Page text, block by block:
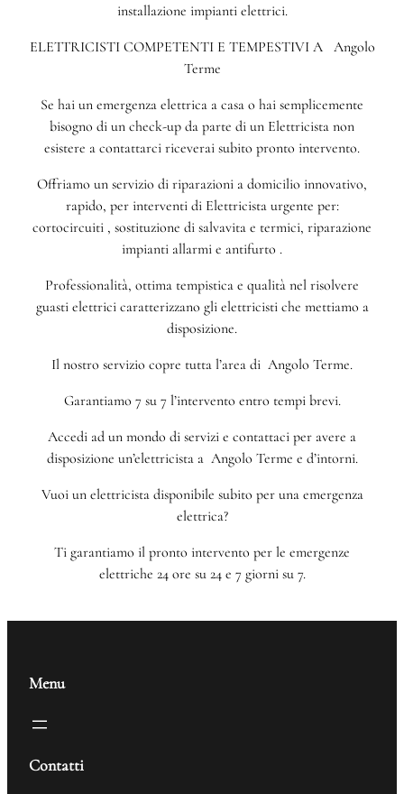
installazione impianti elettrici.
ELETTRICISTI COMPETENTI E TEMPESTIVI A Angolo
Terme
Se hai un emergenza elettrica a casa o hai semplicemente
bisogno di un check-up da parte di un Elettricista non
esistere a contattarci riceverai subito pronto intervento.
Offriamo un servizio di riparazioni a domicilio innovativo,
rapido, per interventi di Elettricista urgente per:
cortocircuiti , sostituzione di salvavita e termici, riparazione
impianti allarmi e antifurto .
Professionalità, ottima tempistica e qualità nel risolvere
guasti elettrici caratterizzano gli elettricisti che mettiamo a
disposizione.
Il nostro servizio copre tutta l’area di Angolo Terme.
Garantiamo 7 su 7 l’intervento entro tempi brevi.
Accedi ad un mondo di servizi e contattaci per avere a
disposizione un’elettricista a Angolo Terme e d’intorni.
Vuoi un elettricista disponibile subito per una emergenza
elettrica?
Ti garantiamo il pronto intervento per le emergenze
elettriche 24 ore su 24 e 7 giorni su 7.
Menu
Contatti